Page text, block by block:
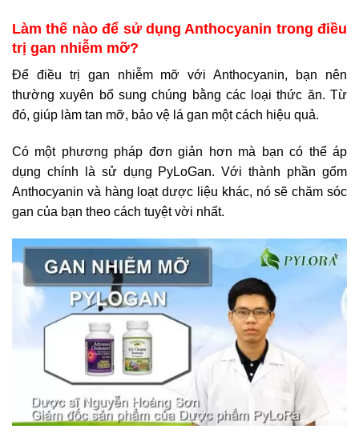
Làm thế nào để sử dụng Anthocyanin trong điều
trị gan nhiễm mỡ?
Để điều trị gan nhiễm mỡ với Anthocyanin, bạn nên
thường xuyên bổ sung chúng bằng các loại thức ăn. Từ
đó, giúp làm tan mỡ, bảo vệ lá gan một cách hiệu quả.
Có một phương pháp đơn giản hơn mà bạn có thể áp
dụng chính là sử dụng PyLoGan. Với thành phần gốm
Anthocyanin và hàng loạt dược liệu khác, nó sẽ chăm sóc
gan của bạn theo cách tuyệt vời nhất.